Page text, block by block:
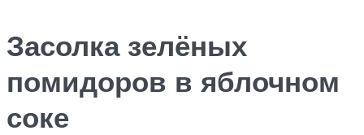
Засолка зелёных
помидоров в яблочном
соке